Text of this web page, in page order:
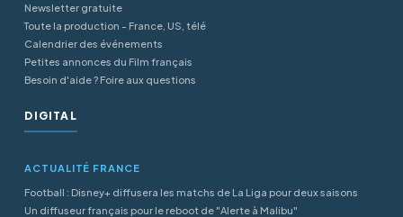
Newsletter gratuite
Toute la production - France, US, télé
Calendrier des événements
Petites annonces du Film français
Besoin d'aide ? Foire aux questions
DIGITAL
ACTUALITÉ FRANCE
Football : Disney+ diffusera les matchs de La Liga pour deux saisons
Un diffuseur français pour le reboot de "Alerte à Malibu"